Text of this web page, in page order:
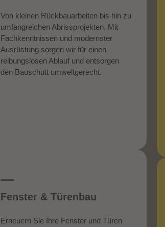
Von kleinen Rückbauarbeiten bis hin zu
umfangreichen Abrissprojekten. Mit
Fachkenntnissen und modernster
Ausrüstung sorgen wir für einen
reibungslosen Ablauf und entsorgen
den Bauschutt umweltgerecht.
Fenster & Türenbau
Erneuern Sie Ihre Fenster und Türen